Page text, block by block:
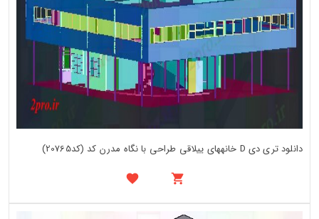
دانلود تری دی D خانههای ییلاقی طراحی با نگاه مدرن کد (کد20765)